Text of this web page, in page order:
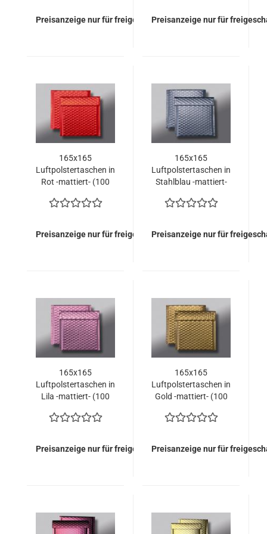
Preisanzeige nur für freigeschaltete Kunden
Preisanzeige nur für
165x165
Luftpolstertaschen in
Rot -mattiert- (100
Preisanzeige nur für freigeschaltete Kunden
165x165
Luftpolstertaschen in
Stahlblau -mattiert-
Euro)
Preisanzeige nur für
165x165
Luftpolstertaschen in
Lila -mattiert- (100
Preisanzeige nur für freigeschaltete Kunden
165x165
Luftpolstertaschen in
Gold -mattiert- (100
Preisanzeige nur für